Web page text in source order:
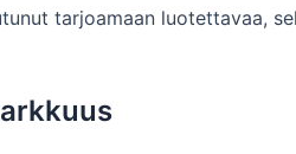
tarjoamaan luotettavaa,